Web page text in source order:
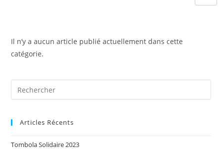
Il n’y a aucun article publié actuellement dans cette
catégorie.
Articles Récents
Tombola Solidaire 2023